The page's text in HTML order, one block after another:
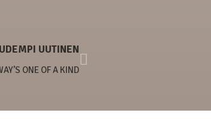
UUTINEN
ONE OF A KIND